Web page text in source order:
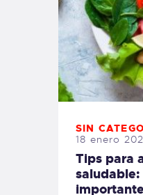
SIN
18 enero
Tips para
saludable: